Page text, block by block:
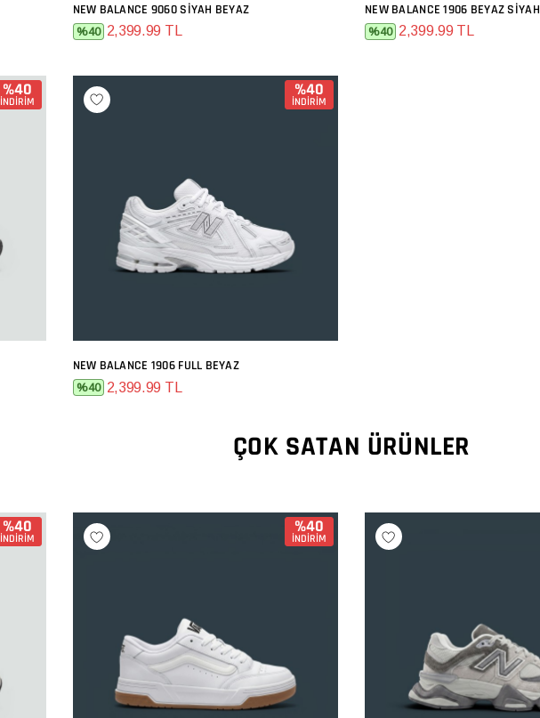
SEPETE EKLE
NEW BALANCE 9060 SIYAH BEYAZ
%40 2,399.99 TL
SEPETE EKLE
NEW BALANCE 1906 BEYAZ SIYAH
%40 2,399.99 TL
%40
İNDİRİM
%40
İNDİRİM
SEPETE EKLE
NEW BALANCE 1906 FULL BEYAZ
%40 2,399.99 TL
ÇOK SATAN ÜRÜNLER
%40
İNDİRİM
%40
İNDİRİM